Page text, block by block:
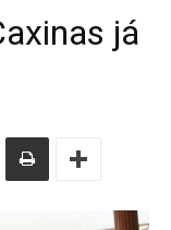
já